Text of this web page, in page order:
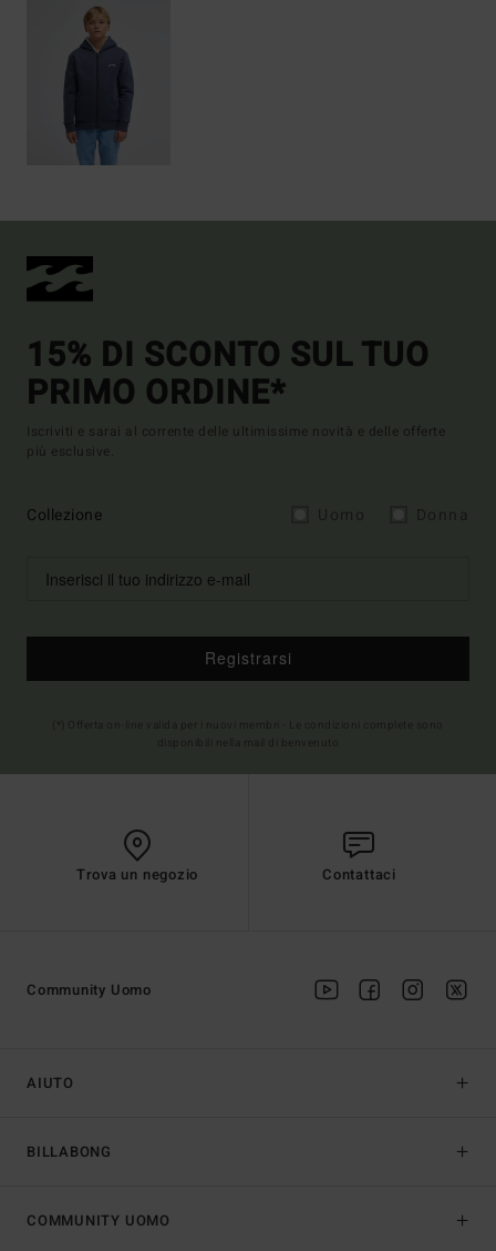
15% DI SCONTO SUL TUO
PRIMO ORDINE*
Iscriviti e sarai al corrente delle ultimissime novità e delle offerte
più esclusive.
Collezione
Registrarsi
Trova un negozio Contattaci
AIUTO
BILLABONG
Community Uomo
COMMUNITY UOMO